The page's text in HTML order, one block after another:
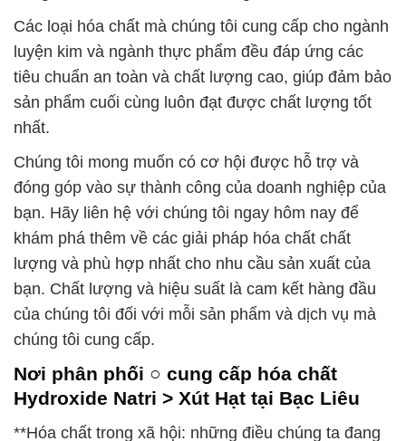
Các loại hóa chất mà chúng tôi cung cấp cho ngành
luyện kim và ngành thực phẩm đều đáp ứng các
tiêu chuẩn an toàn và chất lượng cao, giúp đảm bảo
sản phẩm cuối cùng luôn đạt được chất lượng tốt
nhất.
Chúng tôi mong muốn có cơ hội được hỗ trợ và
đóng góp vào sự thành công của doanh nghiệp của
bạn. Hãy liên hệ với chúng tôi ngay hôm nay để
khám phá thêm về các giải pháp hóa chất chất
lượng và phù hợp nhất cho nhu cầu sản xuất của
bạn. Chất lượng và hiệu suất là cam kết hàng đầu
của chúng tôi đối với mỗi sản phẩm và dịch vụ mà
chúng tôi cung cấp.
Nơi phân phối ○ cung cấp hóa chất
Hydroxide Natri > Xút Hạt tại Bạc Liêu
**Hóa chất trong xã hội: những điều chúng ta đang